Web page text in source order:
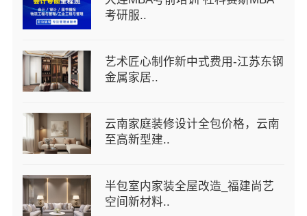
考研服..
艺术匠心制作新中式费用-江苏东钢
金属家居..
云南家庭装修设计全包价格，云南
至高新型建..
半包室内家装全屋改造_福建尚艺
空间新材料..